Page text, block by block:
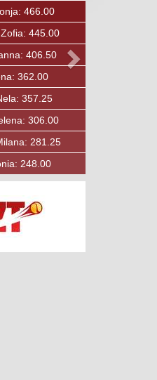
319.00
303.00
297.00
284.00
250.00
210.00
206.00
197.00